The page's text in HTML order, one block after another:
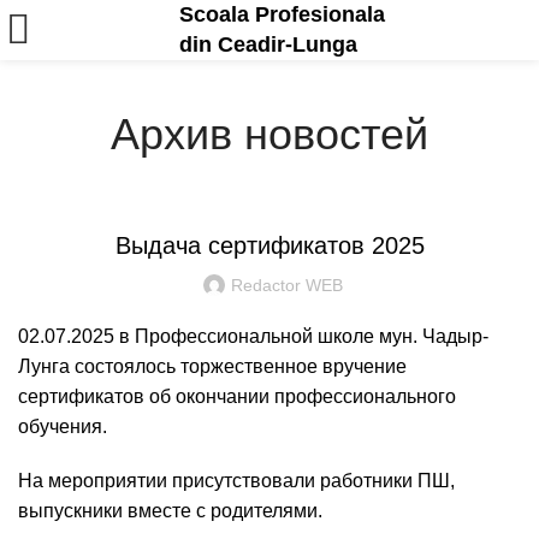
Scoala Profesionala
din Ceadir-Lunga
Архив новостей
Выдача сертификатов 2025
Redactor WEB
02.07.2025 в Профессиональной школе мун. Чадыр-
Лунга состоялось торжественное вручение
сертификатов об окончании профессионального
обучения.
На мероприятии присутствовали работники ПШ,
выпускники вместе с родителями.